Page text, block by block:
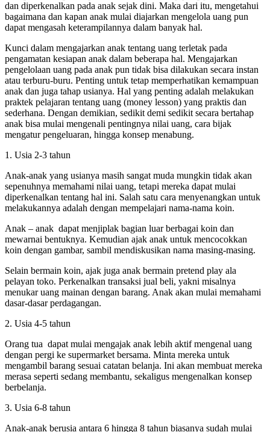
dan diperkenalkan pada anak sejak dini. Maka dari itu, mengetahui
bagaimana dan kapan anak mulai diajarkan mengelola uang pun
dapat mengasah keterampilannya dalam banyak hal.
Kunci dalam mengajarkan anak tentang uang terletak pada
pengamatan kesiapan anak dalam beberapa hal. Mengajarkan
pengelolaan uang pada anak pun tidak bisa dilakukan secara instan
atau terburu-buru. Penting untuk tetap memperhatikan kemampuan
anak dan juga tahap usianya. Hal yang penting adalah melakukan
praktek pelajaran tentang uang (money lesson) yang praktis dan
sederhana. Dengan demikian, sedikit demi sedikit secara bertahap
anak bisa mulai mengenali pentingnya nilai uang, cara bijak
mengatur pengeluaran, hingga konsep menabung.
1. Usia 2-3 tahun
Anak-anak yang usianya masih sangat muda mungkin tidak akan
sepenuhnya memahami nilai uang, tetapi mereka dapat mulai
diperkenalkan tentang hal ini. Salah satu cara menyenangkan untuk
melakukannya adalah dengan mempelajari nama-nama koin.
Anak – anak dapat menjiplak bagian luar berbagai koin dan
mewarnai bentuknya. Kemudian ajak anak untuk mencocokkan
koin dengan gambar, sambil mendiskusikan nama masing-masing.
Selain bermain koin, ajak juga anak bermain pretend play ala
pelayan toko. Perkenalkan transaksi jual beli, yakni misalnya
menukar uang mainan dengan barang. Anak akan mulai memahami
dasar-dasar perdagangan.
2. Usia 4-5 tahun
Orang tua dapat mulai mengajak anak lebih aktif mengenal uang
dengan pergi ke supermarket bersama. Minta mereka untuk
mengambil barang sesuai catatan belanja. Ini akan membuat mereka
merasa seperti sedang membantu, sekaligus mengenalkan konsep
berbelanja.
3. Usia 6-8 tahun
Anak-anak berusia antara 6 hingga 8 tahun biasanya sudah mulai